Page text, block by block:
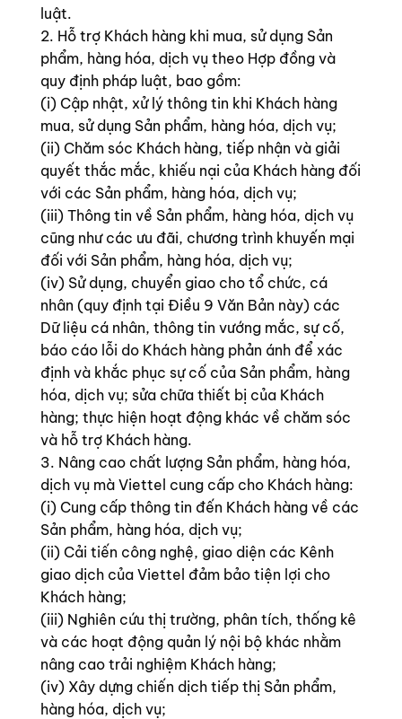
luật.
2. Hỗ trợ Khách hàng khi mua, sử dụng Sản
phẩm, hàng hóa, dịch vụ theo Hợp đồng và
quy định pháp luật, bao gồm:
(i) Cập nhật, xử lý thông tin khi Khách hàng
mua, sử dụng Sản phẩm, hàng hóa, dịch vụ;
(ii) Chăm sóc Khách hàng, tiếp nhận và giải
quyết thắc mắc, khiếu nại của Khách hàng đối
với các Sản phẩm, hàng hóa, dịch vụ;
(iii) Thông tin về Sản phẩm, hàng hóa, dịch vụ
cũng như các ưu đãi, chương trình khuyến mại
đối với Sản phẩm, hàng hóa, dịch vụ;
(iv) Sử dụng, chuyển giao cho tổ chức, cá
nhân (quy định tại Điều 9 Văn Bản này) các
Dữ liệu cá nhân, thông tin vướng mắc, sự cố,
báo cáo lỗi do Khách hàng phản ánh để xác
định và khắc phục sự cố của Sản phẩm, hàng
hóa, dịch vụ; sửa chữa thiết bị của Khách
hàng; thực hiện hoạt động khác về chăm sóc
và hỗ trợ Khách hàng.
3. Nâng cao chất lượng Sản phẩm, hàng hóa,
dịch vụ mà Viettel cung cấp cho Khách hàng:
(i) Cung cấp thông tin đến Khách hàng về các
Sản phẩm, hàng hóa, dịch vụ;
(ii) Cải tiến công nghệ, giao diện các Kênh
giao dịch của Viettel đảm bảo tiện lợi cho
Khách hàng;
(iii) Nghiên cứu thị trường, phân tích, thống kê
và các hoạt động quản lý nội bộ khác nhằm
nâng cao trải nghiệm Khách hàng;
(iv) Xây dựng chiến dịch tiếp thị Sản phẩm,
hàng hóa, dịch vụ;